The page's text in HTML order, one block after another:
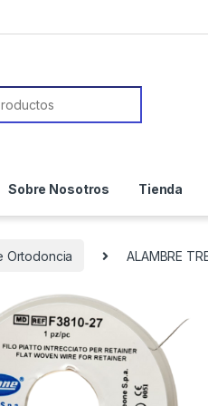
Sobre Nosotros Tienda
Ortodoncia ALAMBRE